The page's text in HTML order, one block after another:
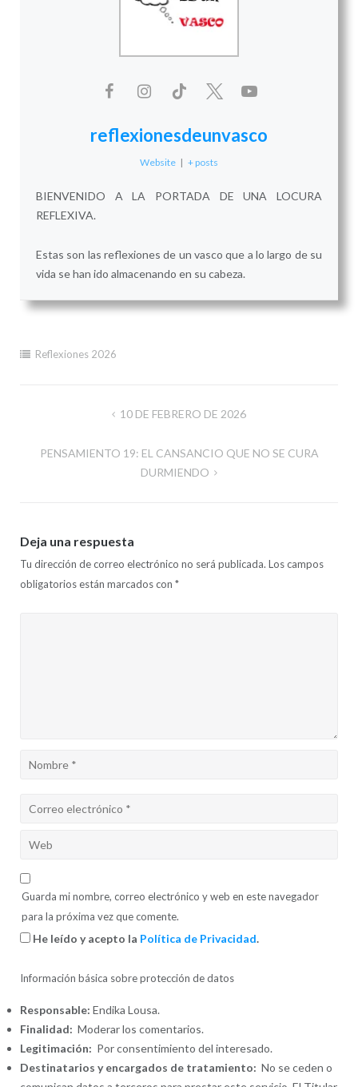
reflexionesdeunvasco
Website | + posts
BIENVENIDO A LA PORTADA DE UNA LOCURA
REFLEXIVA.
Estas son las reflexiones de un vasco que a lo largo de su
vida se han ido almacenando en su cabeza.
Reflexiones 2026
Navegación
entradas
10 DE FEBRERO DE 2026
PENSAMIENTO 19: EL CANSANCIO QUE NO SE CURA
DURMIENDO
Deja una respuesta
Tu dirección de correo electrónico no será publicada. Los campos
obligatorios están marcados con *
Guarda mi nombre, correo electrónico y web en este navegador
para la próxima vez que comente.
He leído y acepto la Política de Privacidad.
Información básica sobre protección de datos
Responsable: Endika Lousa.
Finalidad: Moderar los comentarios.
Legitimación: Por consentimiento del interesado.
Destinatarios y encargados de tratamiento: No se ceden o